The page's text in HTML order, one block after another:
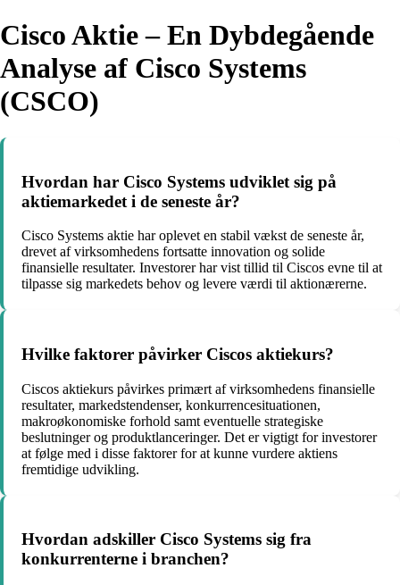
Cisco Aktie – En Dybdegående
Analyse af Cisco Systems
(CSCO)
Hvordan har Cisco Systems udviklet sig på
aktiemarkedet i de seneste år?
Cisco Systems aktie har oplevet en stabil vækst de seneste år,
drevet af virksomhedens fortsatte innovation og solide
finansielle resultater. Investorer har vist tillid til Ciscos evne til at
tilpasse sig markedets behov og levere værdi til aktionærerne.
Hvilke faktorer påvirker Ciscos aktiekurs?
Ciscos aktiekurs påvirkes primært af virksomhedens finansielle
resultater, markedstendenser, konkurrencesituationen,
makroøkonomiske forhold samt eventuelle strategiske
beslutninger og produktlanceringer. Det er vigtigt for investorer
at følge med i disse faktorer for at kunne vurdere aktiens
fremtidige udvikling.
Hvordan adskiller Cisco Systems sig fra
konkurrenterne i branchen?